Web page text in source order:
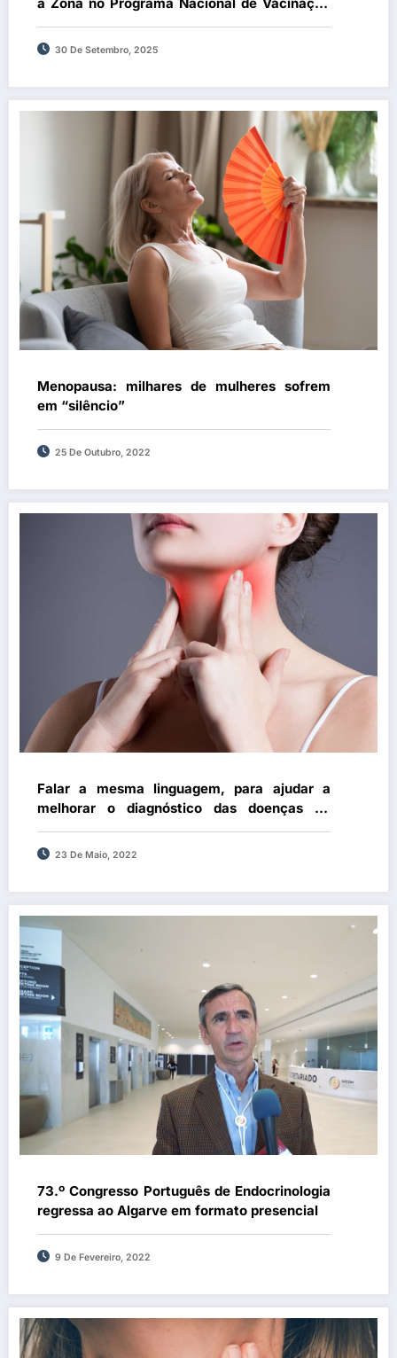
a Zona no Programa Nacional de Vacinação
ultrapassa mil assinaturas e segue para a
Assembleia da República
30 De Setembro, 2025
Menopausa: milhares de mulheres sofrem
em “silêncio”
25 De Outubro, 2022
Falar a mesma linguagem, para ajudar a
melhorar o diagnóstico das doenças da
tiroide
23 De Maio, 2022
73.º Congresso Português de Endocrinologia
regressa ao Algarve em formato presencial
9 De Fevereiro, 2022